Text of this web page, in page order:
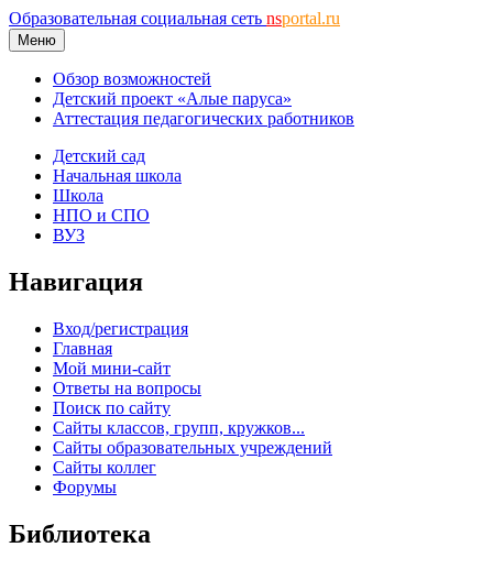
Образовательная социальная сеть nsportal.ru
Меню
Обзор возможностей
Детский проект «Алые паруса»
Аттестация педагогических работников
Детский сад
Начальная школа
Школа
НПО и СПО
ВУЗ
Навигация
Вход/регистрация
Главная
Мой мини-сайт
Ответы на вопросы
Поиск по сайту
Сайты классов, групп, кружков...
Сайты образовательных учреждений
Сайты коллег
Форумы
Библиотека